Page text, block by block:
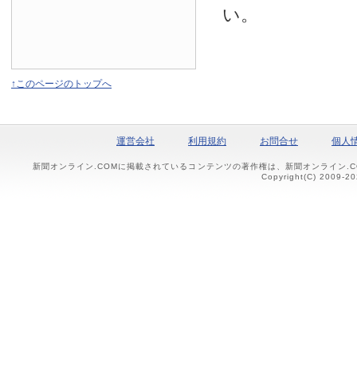
い。
↑このページのトップへ
運営会社 利用規約 お問合せ 個人
新聞オンライン.COMに掲載されているコンテンツの著作権は、新聞オンライン
Copyright(C) 2009-